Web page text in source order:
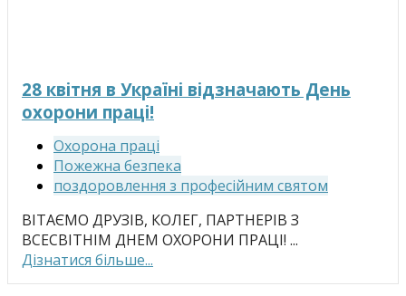
28 квітня в Україні відзначають День
охорони праці!
Охорона праці
Пожежна безпека
поздоровлення з професійним святом
ВІТАЄМО ДРУЗІВ, КОЛЕГ, ПАРТНЕРІВ З
ВСЕСВІТНІМ ДНЕМ ОХОРОНИ ПРАЦІ! ...
Дізнатися більше...